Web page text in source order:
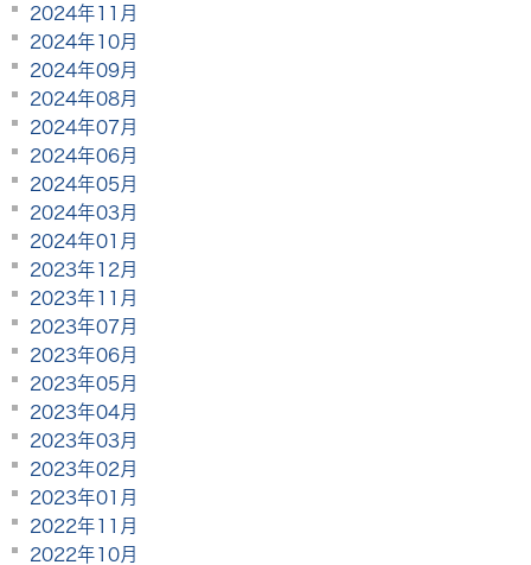
2024年11月
2024年10月
2024年09月
2024年08月
2024年07月
2024年06月
2024年05月
2024年03月
2024年01月
2023年12月
2023年11月
2023年07月
2023年06月
2023年05月
2023年04月
2023年03月
2023年02月
2023年01月
2022年11月
2022年10月